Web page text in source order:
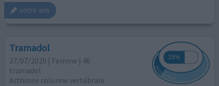
votre avis
Tramadol
27/07/2020 | Femme | 46
tramadol
Arthrose colonne vertébrale